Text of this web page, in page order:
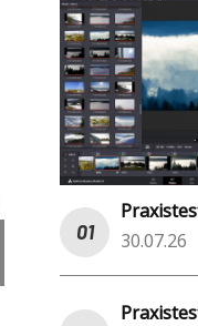
30.07.26